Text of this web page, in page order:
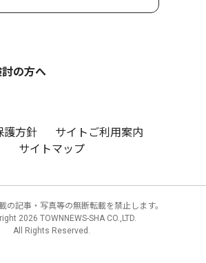
の方へ
護方針
サイトご利用案内
サイトマップ
の記事・写真等の無断転載を禁止します。
2026 TOWNNEWS-SHA CO.,LTD.
All Rights Reserved.